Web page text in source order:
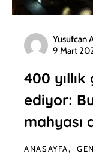
Yusufcan
9 Mart
400
ediyor:
mahyası
ANASAYFA